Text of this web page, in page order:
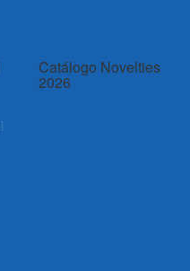
Catálogo Novelties
2026